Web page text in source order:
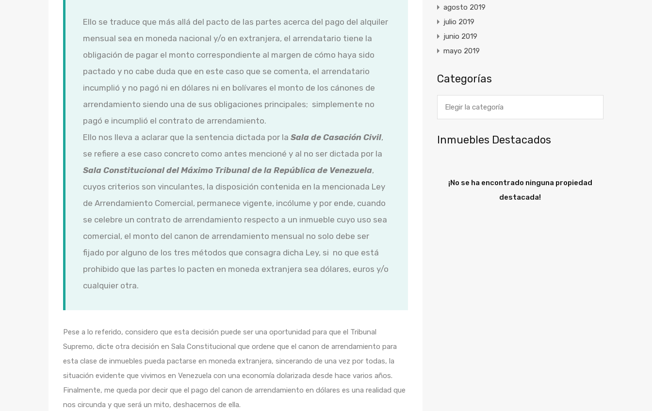
Ello se traduce que más allá del pacto de las partes acerca del pago del alquiler
mensual sea en moneda nacional y/o en extranjera, el arrendatario tiene la
obligación de pagar el monto correspondiente al margen de cómo haya sido
pactado y no cabe duda que en este caso que se comenta, el arrendatario
incumplió y no pagó ni en dólares ni en bolívares el monto de los cánones de
arrendamiento siendo una de sus obligaciones principales; simplemente no
pagó e incumplió el contrato de arrendamiento.
Ello nos lleva a aclarar que la sentencia dictada por la Sala de Casación Civil,
se refiere a ese caso concreto como antes mencioné y al no ser dictada por la
Sala Constitucional del Máximo Tribunal de la República de Venezuela,
cuyos criterios son vinculantes, la disposición contenida en la mencionada Ley
de Arrendamiento Comercial, permanece vigente, incólume y por ende, cuando
se celebre un contrato de arrendamiento respecto a un inmueble cuyo uso sea
comercial, el monto del canon de arrendamiento mensual no solo debe ser
fijado por alguno de los tres métodos que consagra dicha Ley, si no que está
prohibido que las partes lo pacten en moneda extranjera sea dólares, euros y/o
cualquier otra.
Pese a lo referido, considero que esta decisión puede ser una oportunidad para que el Tribunal
Supremo, dicte otra decisión en Sala Constitucional que ordene que el canon de arrendamiento para
esta clase de inmuebles pueda pactarse en moneda extranjera, sincerando de una vez por todas, la
situación evidente que vivimos en Venezuela con una economía dolarizada desde hace varios años.
Finalmente, me queda por decir que el pago del canon de arrendamiento en dólares es una realidad que
nos circunda y que será un mito, deshacernos de ella.
agosto 2019
julio 2019
junio 2019
mayo 2019
Categorías
Inmuebles Destacados
¡No se ha encontrado ninguna propiedad
destacada!